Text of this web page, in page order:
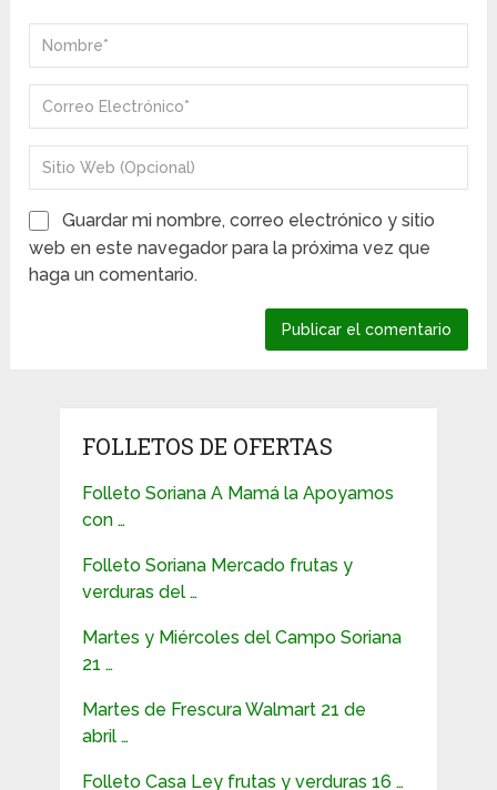
Guardar mi nombre, correo electrónico y sitio
web en este navegador para la próxima vez que
haga un comentario.
FOLLETOS DE OFERTAS
Folleto Soriana A Mamá la Apoyamos
con …
Folleto Soriana Mercado frutas y
verduras del …
Martes y Miércoles del Campo Soriana
21 …
Martes de Frescura Walmart 21 de
abril …
Folleto Casa Ley frutas y verduras 16 …